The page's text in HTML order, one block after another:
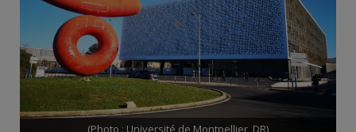
(Photo : Université de Montpellier, DR)